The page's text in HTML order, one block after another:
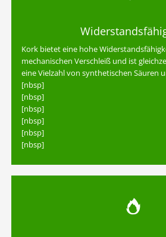
Kork bietet eine hohe
mechanischen Verschleiß und ist
eine Vielzahl von synthetischen Säuren
[nbsp]
[nbsp]
[nbsp]
[nbsp]
[nbsp]
[nbsp]